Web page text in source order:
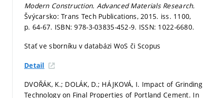
Modern Construction. Advanced Materials Research.
Švýcarsko: Trans Tech Publications, 2015. iss. 1100,
p. 64-67. ISBN: 978-3-03835-452-9. ISSN: 1022-6680.
Stať ve sborníku v databázi WoS či Scopus
Detail
DVOŘÁK, K.; DOLÁK, D.; HÁJKOVÁ, I. Impact of Grinding
Technology on Final Properties of Portland Cement. In